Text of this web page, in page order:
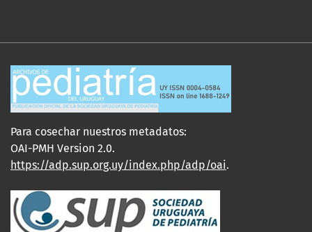
Para cosechar nuestros metadatos:
OAI-PMH Version 2.0.
https://adp.sup.org.uy/index.php/adp/oai.